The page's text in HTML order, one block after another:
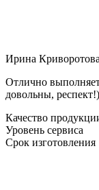
Ирина Криворотова
Отлично
довольны, респект!)
Качество
Уровень сервиса
Срок изготовления